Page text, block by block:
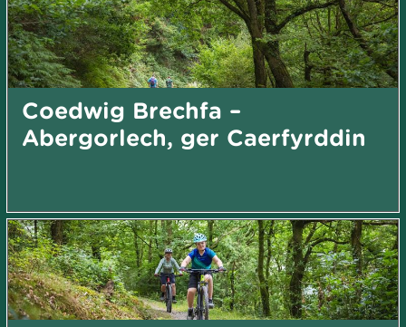
Coedwig Brechfa –
Abergorlech, ger Caerfyrddin